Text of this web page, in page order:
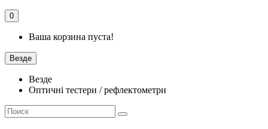
0
Ваша корзина пуста!
Везде
Везде
Оптичні тестери / рефлектометри